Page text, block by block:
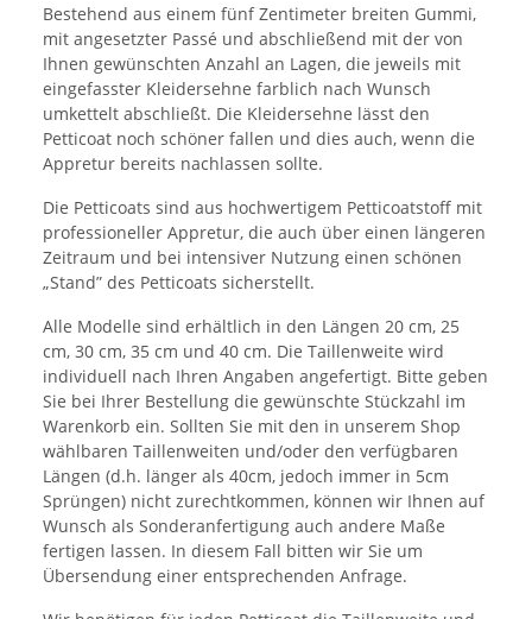
Bestehend aus einem fünf Zentimeter breiten Gummi,
mit angesetzter Passé und abschließend mit der von
Ihnen gewünschten Anzahl an Lagen, die jeweils mit
eingefasster Kleidersehne farblich nach Wunsch
umkettelt abschließt. Die Kleidersehne lässt den
Petticoat noch schöner fallen und dies auch, wenn die
Appretur bereits nachlassen sollte.
Die Petticoats sind aus hochwertigem Petticoatstoff mit
professioneller Appretur, die auch über einen längeren
Zeitraum und bei intensiver Nutzung einen schönen
„Stand” des Petticoats sicherstellt.
Alle Modelle sind erhältlich in den Längen 20 cm, 25
cm, 30 cm, 35 cm und 40 cm. Die Taillenweite wird
individuell nach Ihren Angaben angefertigt. Bitte geben
Sie bei Ihrer Bestellung die gewünschte Stückzahl im
Warenkorb ein. Sollten Sie mit den in unserem Shop
wählbaren Taillenweiten und/oder den verfügbaren
Längen (d.h. länger als 40cm, jedoch immer in 5cm
Sprüngen) nicht zurechtkommen, können wir Ihnen auf
Wunsch als Sonderanfertigung auch andere Maße
fertigen lassen. In diesem Fall bitten wir Sie um
Übersendung einer entsprechenden Anfrage.